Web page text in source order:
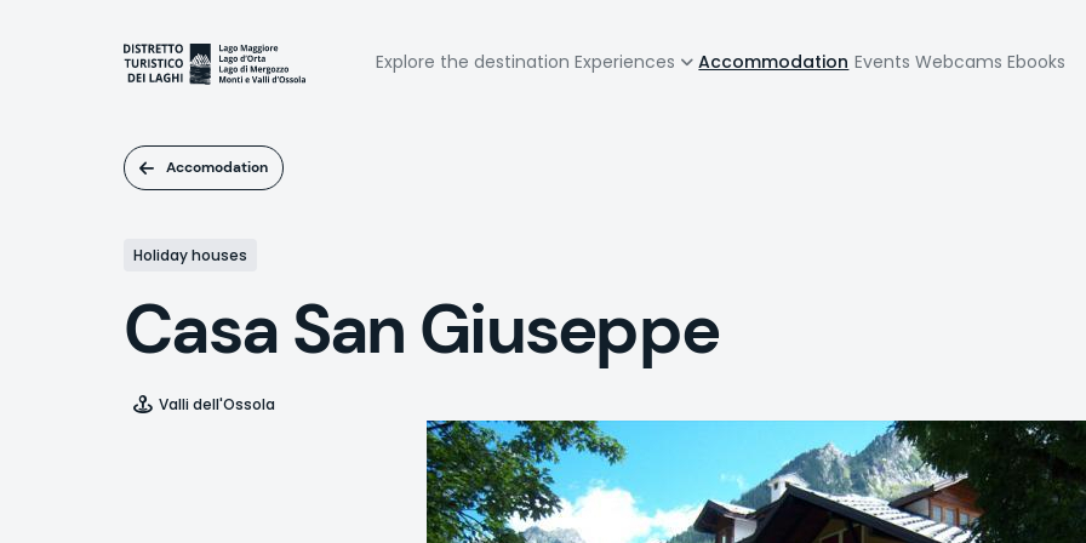
Navigazione
Explore the destination Experiences Accommodation Events Webcams Ebooks
Accomodation
Holiday houses
Casa San Giuseppe
Valli dell'Ossola